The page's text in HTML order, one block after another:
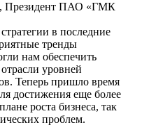
Президент ПАО «ГМК
в последние
тренды
нам обеспечить
уровней
Теперь пришло время
достижения еще более
роста бизнеса, так
проблем.